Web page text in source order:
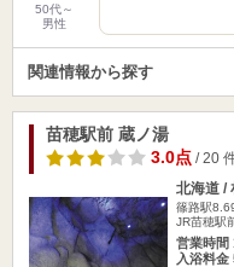
50代～
男性
関連情報から探す
苗穂駅前 蔵ノ湯
3.0点/ 20
北海道 /
篠路駅
JR苗穂駅
営業時間
入浴料金